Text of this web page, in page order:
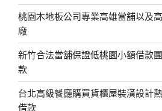
桃園木地板公司專業高雄當舖以及
廠
新竹合法當舖保證低桃園小額借款
款
台北高級餐廳購買貨櫃屋裝潢設計
借款